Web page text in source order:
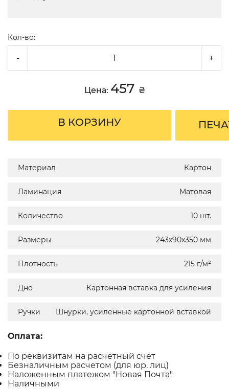
Кол-во:
- +
Цена: 457 ₴
В КОРЗИНУ
Материал Картон
Ламинация Матовая
Количество 10 шт.
Размеры 243х90х350 мм
Плотность 215 г/м²
Дно Картонная вставка для усиления
Ручки Шнурки, усиленные картонной вставкой
Оплата:
По реквизитам на расчётный счёт
Безналичным расчетом (для юр. лиц)
Наложенным платежом "Новая Почта"
Наличными